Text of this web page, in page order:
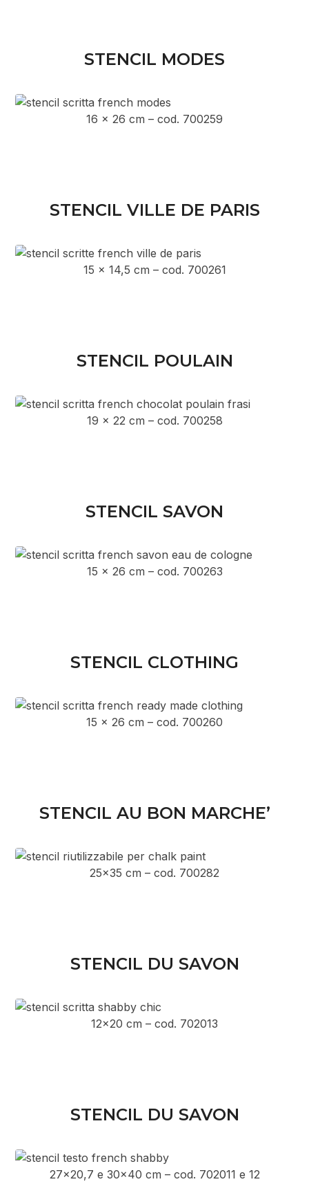
STENCIL MODES
16 x 26 cm – cod. 700259
STENCIL VILLE DE PARIS
15 x 14,5 cm – cod. 700261
STENCIL POULAIN
19 x 22 cm – cod. 700258
STENCIL SAVON
15 x 26 cm – cod. 700263
STENCIL CLOTHING
15 x 26 cm – cod. 700260
STENCIL AU BON MARCHE’
25×35 cm – cod. 700282
STENCIL DU SAVON
12×20 cm – cod. 702013
STENCIL DU SAVON
27×20,7 e 30×40 cm – cod. 702011 e 12